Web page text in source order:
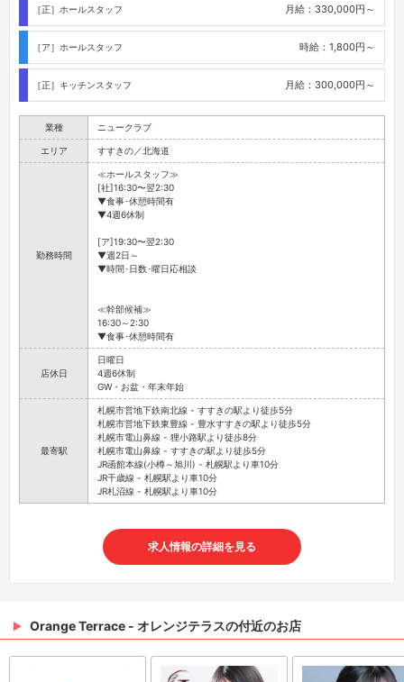
［正］ホールスタッフ 月給：330,000円～
［ア］ホールスタッフ 時給：1,800円～
［正］キッチンスタッフ 月給：300,000円～
業種 ニュークラブ
エリア すすきの／北海道
勤務時間
≪ホールスタッフ≫
[社]16:30〜翌2:30
▼食事･休憩時間有
▼4週6休制
[ア]19:30〜翌2:30
▼週2日～
▼時間･日数･曜日応相談
≪幹部候補≫
16:30～2:30
▼食事･休憩時間有
店休日
日曜日
4週6休制
GW・お盆・年末年始
最寄駅
札幌市営地下鉄南北線 - すすきの駅より徒歩5分
札幌市営地下鉄東豊線 - 豊水すすきの駅より徒歩5分
札幌市電山鼻線 - 狸小路駅より徒歩8分
札幌市電山鼻線 - すすきの駅より徒歩5分
JR函館本線(小樽～旭川) - 札幌駅より車10分
JR千歳線 - 札幌駅より車10分
JR札沼線 - 札幌駅より車10分
求人情報の詳細を見る
Orange Terrace - オレンジテラスの付近のお店